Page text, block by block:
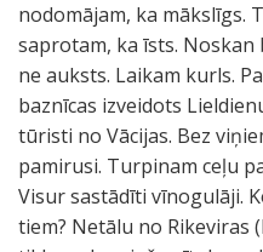
nodomājam, ka mākslīgs.
saprotam, ka īsts. Noskan
ne auksts. Laikam kurls.
baznīcas izveidots
tūristi no Vācijas. Bez
pamirusi. Turpinam ceļu
Visur sastādīti vīnogulāji.
tiem? Netālu no Rikeviras